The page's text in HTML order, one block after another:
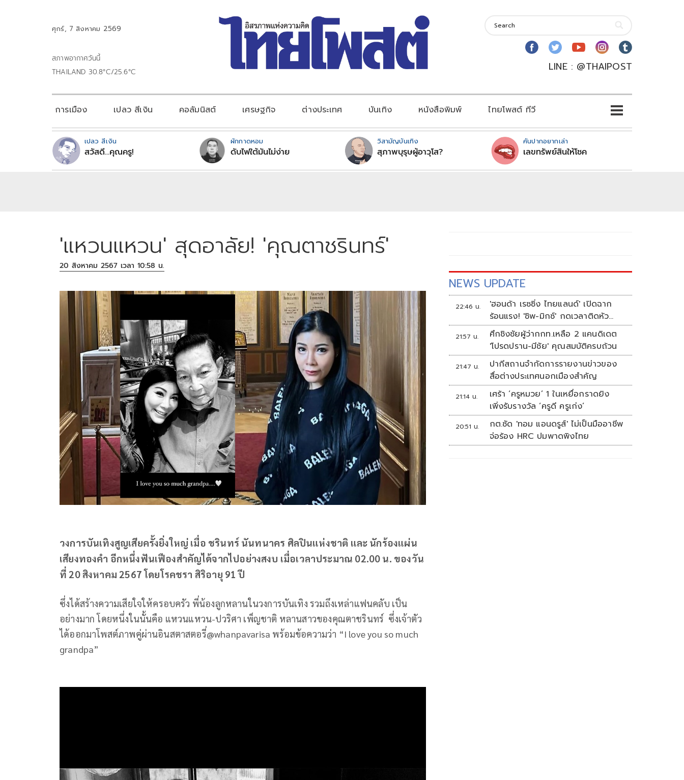
ศุกร์, 7 สิงหาคม 2569
สภาพอากาศวันนี้
THAILAND 30.8°C/25.6°C
LINE : @THAIPOST
การเมือง เปลว สีเงิน คอลัมนิสต์ เศรษฐกิจ ต่างประเทศ บันเทิง หนังสือพิมพ์ ไทยโพสต์ ทีวี
เปลว สีเงิน
สวัสดี...คุณครู!
ผักกาดหอม
ดับไฟใต้มันไม่ง่าย
วิสามัญบันเทิง
สุภาพบุรุษผู้อาวุโส?
คันปากอยากเล่า
เลขทรัพย์สินให้โชค
'แหวนแหวน' สุดอาลัย! 'คุณตาชรินทร์'
20 สิงหาคม 2567 เวลา 10:58 น.
วงการบันเทิงสูญเสียครั้งยิ่งใหญ่ เมื่อ ชรินทร์ นันทนาคร ศิลปินแห่งชาติ และ นักร้องแผ่น
เสียงทองคำ อีกหนึ่งฟันเฟืองสำคัญได้จากไปอย่างสงบ เมื่อเวลาประมาณ 02.00 น. ของวัน
ที่ 20 สิงหาคม 2567 โดยโรคชรา สิริอายุ 91 ปี
ซึ่งได้สร้างความเสียใจให้ครอบครัว พี่น้องลูกหลานในวงการบันเทิง รวมถึงเหล่าแฟนคลับ เป็น
อย่างมาก โดยหนึ่งในนั้นคือ แหวนแหวน-ปวริศา เพ็ญชาติ หลานสาวของคุณตาชรินทร์ ซึ่งเจ้าตัว
ได้ออกมาโพสต์ภาพคู่ผ่านอินสตาสตอรี่@whanpavarisa พร้อมข้อความว่า “I love you so much
grandpa”
NEWS UPDATE
22:46 น.
'ฮอนด้า เรซซิ่ง ไทยแลนด์' เปิดฉาก
ร้อนแรง! 'ชิพ-มิกซ์' กดเวลาติดหัว
แถว ARRC สนาม 4 ที่มัลดาลิกา
21:57 น.
ศึกชิงชัยผู้ว่ากกท.เหลือ 2 แคนดิเดต
'โปรดปราน-มีชัย' คุณสมบัติครบถ้วน
21:47 น.
ปากีสถานจำกัดการรายงานข่าวของ
สื่อต่างประเทศนอกเมืองสำคัญ
21:14 น.
เศร้า ‘ครูหมวย’ 1 ในเหยื่อกราดยิง
เพิ่งรับรางวัล ‘ครูดี ครูเก่ง’
20:51 น.
กต.ซัด 'ทอม แอนดรูส์' ไม่เป็นมืออาชีพ
จ่อร้อง HRC ปมพาดพิงไทย